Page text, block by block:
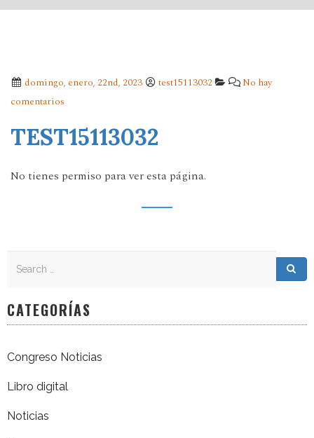
domingo, enero, 22nd, 2023 test15113032
No hay
comentarios
TEST15113032
No tienes permiso para ver esta página.
CATEGORÍAS
Congreso Noticias
Libro digital
Noticias